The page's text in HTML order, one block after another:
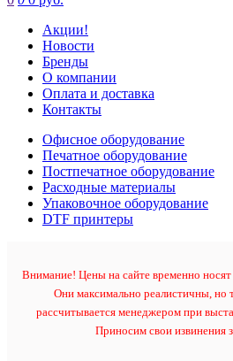
Акции!
Новости
Бренды
О компании
Оплата и доставка
Контакты
Офисное оборудование
Печатное оборудование
Постпечатное оборудование
Расходные материалы
Упаковочное оборудование
DTF принтеры
Внимание! Цены на сайте временно
Они максимально реалистичны, но
рассчитывается менеджером при
Приносим свои извинения